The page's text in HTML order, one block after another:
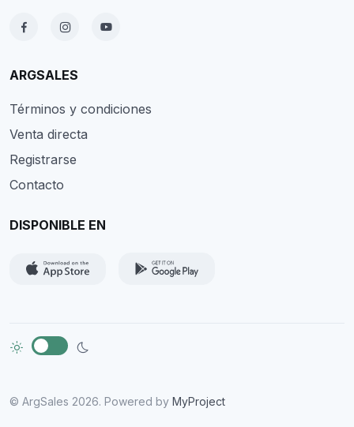
ARGSALES
Términos y condiciones
Venta directa
Registrarse
Contacto
DISPONIBLE EN
© ArgSales 2026. Powered by MyProject